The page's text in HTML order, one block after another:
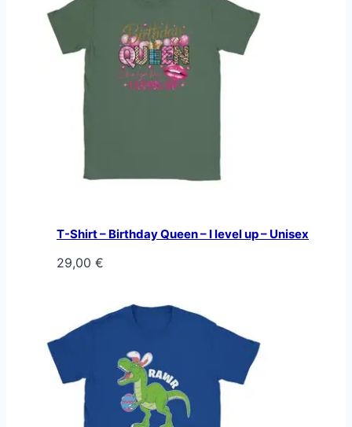
T-Shirt – Birthday Queen – I level up – Unisex
29,00 €